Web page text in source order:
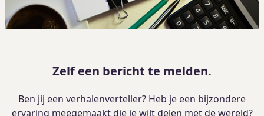
Zelf een bericht te melden.
Ben jij een verhalenverteller? Heb je een bijzondere
ervaring meegemaakt die je wilt delen met de wereld?